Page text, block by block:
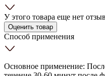
У этого товара еще нет
Оценить товар
Способ применения
Основное применение: